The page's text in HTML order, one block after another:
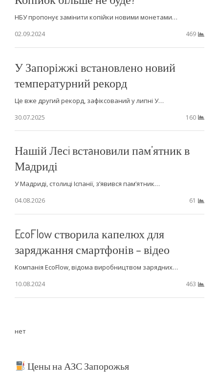
НБУ пропонує замінити копійки новими монетами…
02.09.2024
469
У Запоріжжі встановлено новий
температурний рекорд
Це вже другий рекорд, зафіксований у липні У…
30.07.2025
160
Нашій Лeсi встaновили пaм’ятник в
Мaдриді
У Мадриді, столиці Іспанії, з’явився пам’ятник…
04.08.2026
61
EcoFlow створила капелюх для
заряджання смартфонів – відео
Компанія EcoFlow, відома виробництвом зарядних…
10.08.2024
463
нет
Цены на АЗС Запорожья